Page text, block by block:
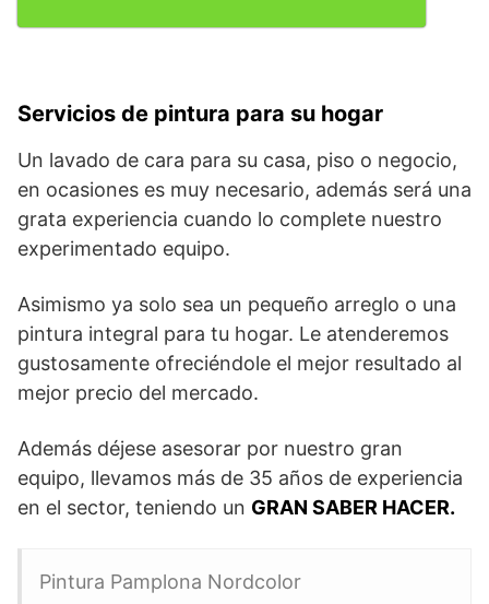
Servicios de pintura para su hogar
Un lavado de cara para su casa, piso o negocio,
en ocasiones es muy necesario, además será una
grata experiencia cuando lo complete nuestro
experimentado equipo.
Asimismo ya solo sea un pequeño arreglo o una
pintura integral para tu hogar. Le atenderemos
gustosamente ofreciéndole el mejor resultado al
mejor precio del mercado.
Además déjese asesorar por nuestro gran
equipo, llevamos más de 35 años de experiencia
en el sector, teniendo un GRAN SABER HACER.
Pintura Pamplona Nordcolor